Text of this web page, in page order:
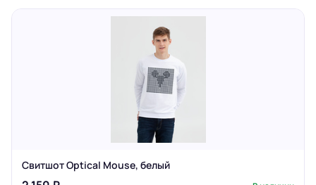
Свитшот Optical Mouse, белый